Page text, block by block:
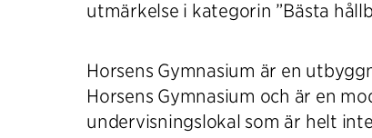
utmärkelse i kategorin ”Bästa
Horsens Gymnasium är en
Horsens Gymnasium och är en
undervisningslokal som är helt